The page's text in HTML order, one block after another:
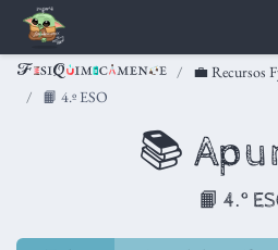
💼 Recursos
📙 4.º ESO
📚
📙 4.º